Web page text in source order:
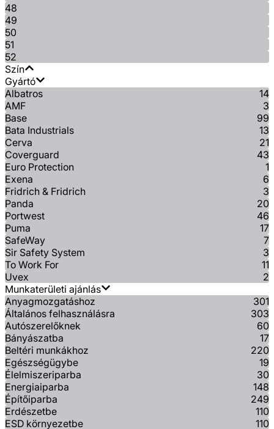
48
49
50
51
52
Szín
Gyártó
Albatros
14
AMF
3
Base
99
Bata Industrials
13
Cerva
21
Coverguard
43
Euro Protection
1
Exena
6
Fridrich & Fridrich
3
Panda
20
Portwest
46
Puma
17
SafeWay
7
Sir Safety System
3
To Work For
11
Uvex
2
Munkaterületi ajánlás
Anyagmozgatáshoz
301
Általános felhasználásra
303
Autószerelőknek
60
Bányászatba
17
Beltéri munkákhoz
220
Egészségügybe
19
Élelmiszeriparba
30
Energiaiparba
148
Építőiparba
249
Erdészetbe
110
ESD környezetbe
110